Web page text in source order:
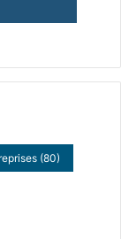
(80)